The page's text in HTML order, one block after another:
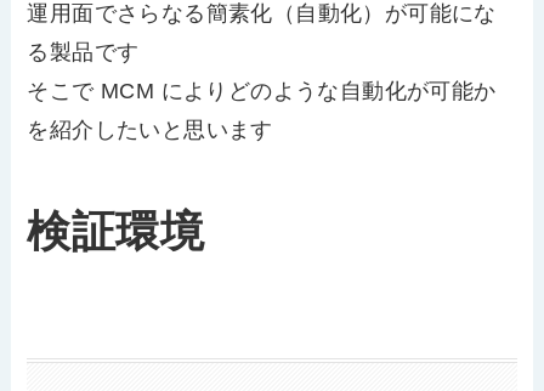
運用面でさらなる簡素化（自動化）が可能にな
る製品です
そこで MCM によりどのような自動化が可能か
を紹介したいと思います
検証環境